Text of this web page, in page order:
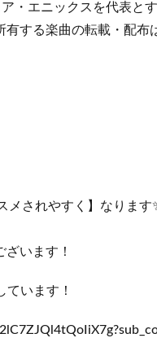
・エニックスを代表と
する楽曲の転載・配布
メされやすく】なります
います！
います！